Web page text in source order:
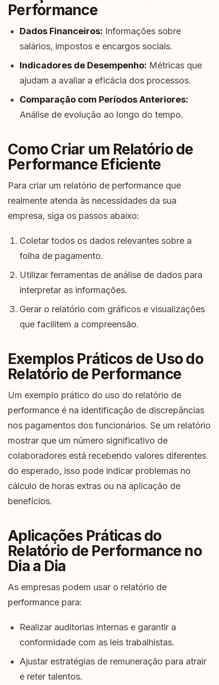
Performance
Dados Financeiros: Informações sobre
salários, impostos e encargos sociais.
Indicadores de Desempenho: Métricas que
ajudam a avaliar a eficácia dos processos.
Comparação com Períodos Anteriores:
Análise de evolução ao longo do tempo.
Como Criar um Relatório de
Performance Eficiente
Para criar um relatório de performance que
realmente atenda às necessidades da sua
empresa, siga os passos abaixo:
Coletar todos os dados relevantes sobre a
folha de pagamento.
Utilizar ferramentas de análise de dados para
interpretar as informações.
Gerar o relatório com gráficos e visualizações
que facilitem a compreensão.
Exemplos Práticos de Uso do
Relatório de Performance
Um exemplo prático do uso do relatório de
performance é na identificação de discrepâncias
nos pagamentos dos funcionários. Se um relatório
mostrar que um número significativo de
colaboradores está recebendo valores diferentes
do esperado, isso pode indicar problemas no
cálculo de horas extras ou na aplicação de
benefícios.
Aplicações Práticas do
Relatório de Performance no
Dia a Dia
As empresas podem usar o relatório de
performance para:
Realizar auditorias internas e garantir a
conformidade com as leis trabalhistas.
Ajustar estratégias de remuneração para atrair
e reter talentos.